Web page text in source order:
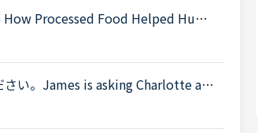
Processed Food Helped Huma
humans can only be explained by
さい。James is asking Charlotte ab
birthday?Charlotte It was last